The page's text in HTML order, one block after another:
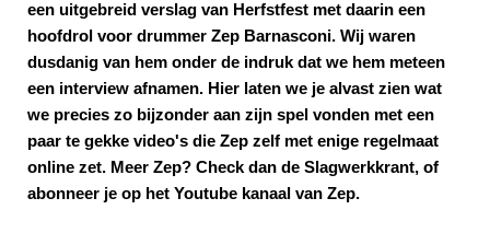
een uitgebreid verslag van Herfstfest met daarin een
hoofdrol voor drummer Zep Barnasconi. Wij waren
dusdanig van hem onder de indruk dat we hem meteen
een interview afnamen. Hier laten we je alvast zien wat
we precies zo bijzonder aan zijn spel vonden met een
paar te gekke video's die Zep zelf met enige regelmaat
online zet. Meer Zep? Check dan de Slagwerkkrant, of
abonneer je op het Youtube kanaal van Zep.